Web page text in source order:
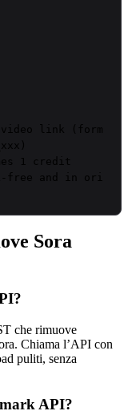
video link (form
1 credit
free and in ori
Sora
che rimuove
Chiama l’API con
puliti, senza
API?